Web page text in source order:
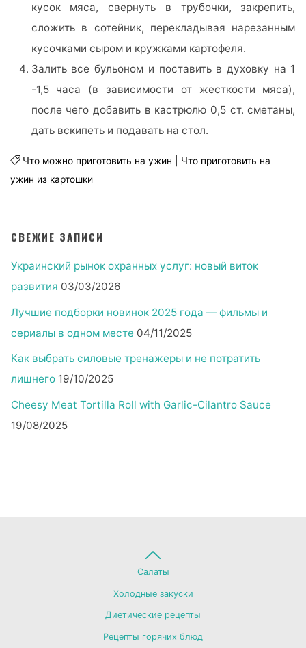
кусок мяса, свернуть в трубочки, закрепить,
сложить в сотейник, перекладывая нарезанным
кусочками сыром и кружками картофеля.
Залить все бульоном и поставить в духовку на 1
-1,5 часа (в зависимости от жесткости мяса),
после чего добавить в кастрюлю 0,5 ст. сметаны,
дать вскипеть и подавать на стол.
Что можно приготовить на ужин
Что приготовить на
ужин из картошки
СВЕЖИЕ ЗАПИСИ
Украинский рынок охранных услуг: новый виток
развития 03/03/2026
Лучшие подборки новинок 2025 года — фильмы и
сериалы в одном месте 04/11/2025
Как выбрать силовые тренажеры и не потратить
лишнего 19/10/2025
Cheesy Meat Tortilla Roll with Garlic-Cilantro Sauce
19/08/2025
Салаты
Холодные закуски
Диетические рецепты
Рецепты горячих блюд
Back
to